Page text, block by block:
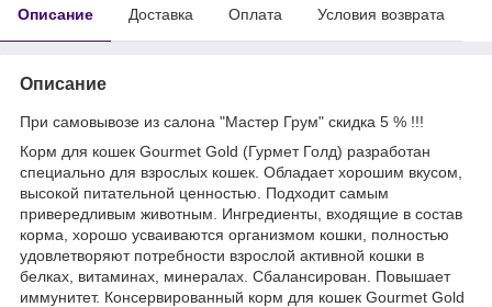
Описание Доставка Оплата Условия возврата
Описание
При самовывозе из салона "Мастер Грум" скидка 5 % !!!
Корм для кошек Gourmet Gold (Гурмет Голд) разработан
специально для взрослых кошек. Обладает хорошим вкусом,
высокой питательной ценностью. Подходит самым
привередливым животным. Ингредиенты, входящие в состав
корма, хорошо усваиваются организмом кошки, полностью
удовлетворяют потребности взрослой активной кошки в
белках, витаминах, минералах. Сбалансирован. Повышает
иммунитет. Консервированный корм для кошек Gourmet Gold